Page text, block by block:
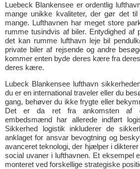
Luebeck Blankensee er ordentlig
mange unikke kvaliteter, der gør det
mange. Lufthavnen har meget store
rumme tusindvis af biler. Entydighed af
det kan rumme lufthavn leje bil
private biler af rejsende og andre
kommer enten byde deres kære fra
deres kære.
Lubeck Blankensee lufthavn
du er en international traveler eller du
gang, behøver du ikke frygte eller
Det er da ret fra ankomsten af
embedsmænd har allerede indført
Sikkerhed logistik inkluderer de
anklaget for ansvar bevogtning og
avanceret teknologi, der hjælper i
social uvaner i lufthavnen. Et eksempel
monteret ved forskellige strategiske